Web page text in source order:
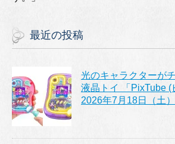
最近の投稿
光のキャラクターが
液晶トイ 「PixTube (
2026年7月18日（土